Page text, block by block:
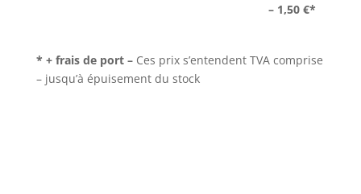
– 1,50 €*
* + frais de port – Ces prix s’entendent TVA comprise
– jusqu’à épuisement du stock